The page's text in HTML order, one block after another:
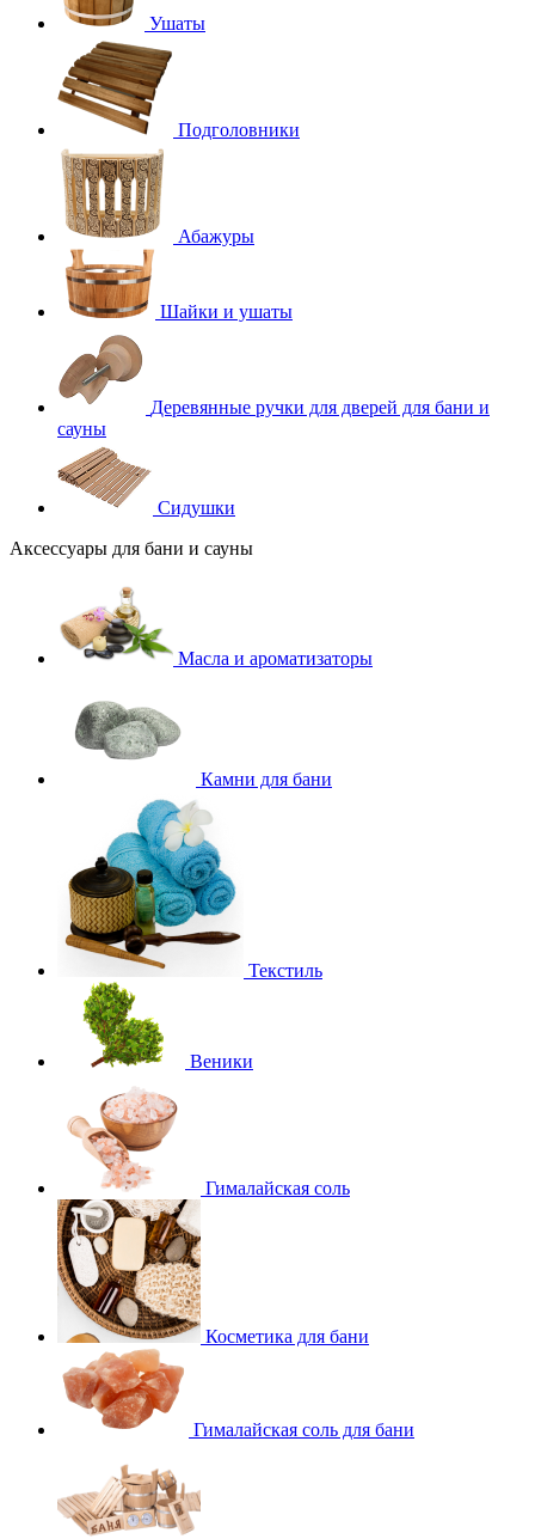
Ушаты
Подголовники
Абажуры
Шайки и ушаты
Деревянные ручки для дверей для бани и
сауны
Сидушки
Аксессуары для бани и сауны
Масла и ароматизаторы
Камни для бани
Текстиль
Веники
Гималайская соль
Косметика для бани
Гималайская соль для бани